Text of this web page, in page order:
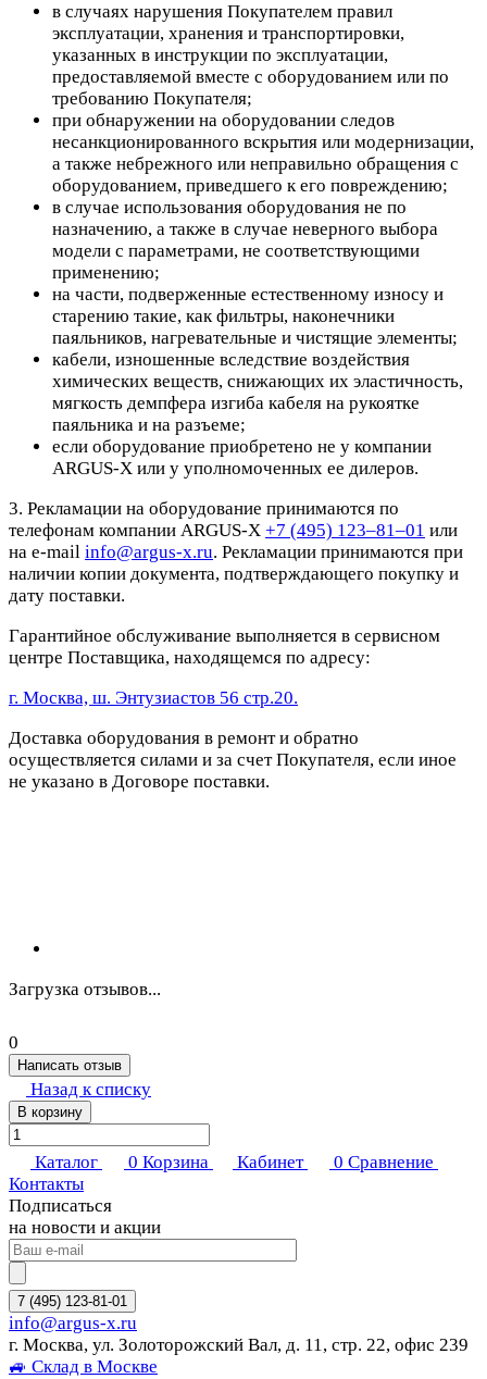
в случаях нарушения Покупателем правил
эксплуатации, хранения и транспортировки,
указанных в инструкции по эксплуатации,
предоставляемой вместе с оборудованием или по
требованию Покупателя;
при обнаружении на оборудовании следов
несанкционированного вскрытия или модернизации,
а также небрежного или неправильно обращения с
оборудованием, приведшего к его повреждению;
в случае использования оборудования не по
назначению, а также в случае неверного выбора
модели с параметрами, не соответствующими
применению;
на части, подверженные естественному износу и
старению такие, как фильтры, наконечники
паяльников, нагревательные и чистящие элементы;
кабели, изношенные вследствие воздействия
химических веществ, снижающих их эластичность,
мягкость демпфера изгиба кабеля на рукоятке
паяльника и на разъеме;
если оборудование приобретено не у компании
ARGUS-X или у уполномоченных ее дилеров.
3. Рекламации на оборудование принимаются по
телефонам компании ARGUS-X +7 (495) 123–81–01 или
на e-mail info@argus-x.ru. Рекламации принимаются при
наличии копии документа, подтверждающего покупку и
дату поставки.
Гарантийное обслуживание выполняется в сервисном
центре Поставщика, находящемся по адресу:
г. Москва, ш. Энтузиастов 56 стр.20.
Доставка оборудования в ремонт и обратно
осуществляется силами и за счет Покупателя, если иное
не указано в Договоре поставки.
Загрузка отзывов...
0
Написать отзыв
Назад к списку
В корзину
Каталог 0 Корзина Кабинет 0 Сравнение
Контакты
Подписаться
на новости и акции
7 (495) 123-81-01
info@argus-x.ru
г. Москва, ул. Золоторожский Вал, д. 11, стр. 22, офис 239
🚙 Склад в Москве